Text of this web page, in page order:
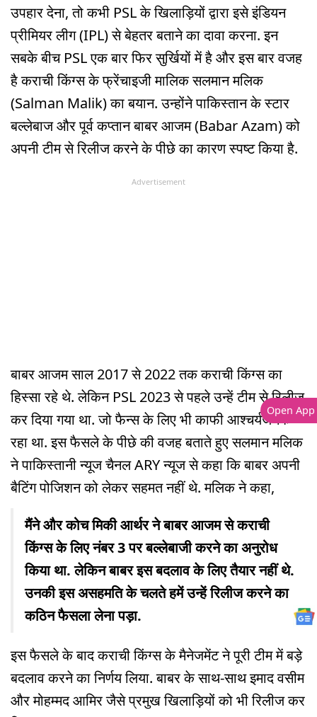
उपहार देना, तो कभी PSL के खिलाड़ियों द्वारा इसे इंडियन
प्रीमियर लीग (IPL) से बेहतर बताने का दावा करना. इन
सबके बीच PSL एक बार फिर सुर्खियों में है और इस बार वजह
है कराची किंग्स के फ्रेंचाइजी मालिक सलमान मलिक
(Salman Malik) का बयान. उन्होंने पाकिस्तान के स्टार
बल्लेबाज और पूर्व कप्तान बाबर आजम (Babar Azam) को
अपनी टीम से रिलीज करने के पीछे का कारण स्पष्ट किया है.
Advertisement
बाबर आजम साल 2017 से 2022 तक कराची किंग्स का
हिस्सा रहे थे. लेकिन PSL 2023 से पहले उन्हें टीम से रिलीज
कर दिया गया था. जो फैन्स के लिए भी काफी आश्चर्यजनक
रहा था. इस फैसले के पीछे की वजह बताते हुए सलमान मलिक
ने पाकिस्तानी न्यूज चैनल ARY न्यूज से कहा कि बाबर अपनी
बैटिंग पोजिशन को लेकर सहमत नहीं थे. मलिक ने कहा,
मैंने और कोच मिकी आर्थर ने बाबर आजम से कराची
किंग्स के लिए नंबर 3 पर बल्लेबाजी करने का अनुरोध
किया था. लेकिन बाबर इस बदलाव के लिए तैयार नहीं थे.
उनकी इस असहमति के चलते हमें उन्हें रिलीज करने का
कठिन फैसला लेना पड़ा.
इस फैसले के बाद कराची किंग्स के मैनेजमेंट ने पूरी टीम में बड़े
बदलाव करने का निर्णय लिया. बाबर के साथ-साथ इमाद वसीम
और मोहम्मद आमिर जैसे प्रमुख खिलाड़ियों को भी रिलीज कर
Open App